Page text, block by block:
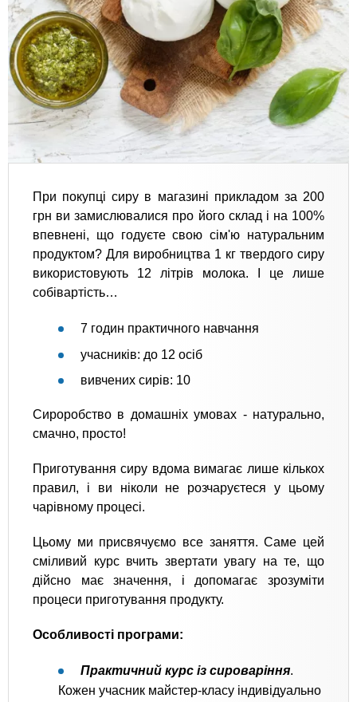
При покупці сиру в магазині прикладом за 200
грн ви замислювалися про його склад і на 100%
впевнені, що годуєте свою сім'ю натуральним
продуктом? Для виробництва 1 кг твердого сиру
використовують 12 літрів молока. І це лише
собівартість…
7 годин практичного навчання
учасників: до 12 осіб
вивчених сирів: 10
Сироробство в домашніх умовах - натурально,
смачно, просто!
Приготування сиру вдома вимагає лише кількох
правил, і ви ніколи не розчаруєтеся у цьому
чарівному процесі.
Цьому ми присвячуємо все заняття. Саме цей
сміливий курс вчить звертати увагу на те, що
дійсно має значення, і допомагає зрозуміти
процеси приготування продукту.
Особливості програми:
Практичний курс із сироваріння.
Кожен учасник майстер-класу індивідуально